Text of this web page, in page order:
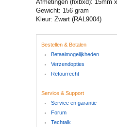
Afmetingen (hxbxd): 15mm
Gewicht: 156 gram
Kleur: Zwart (RAL9004)
Bestellen & Betalen
Betaalmogelijkheden
Verzendopties
Retourrecht
Service & Support
Service en garantie
Forum
Techtalk